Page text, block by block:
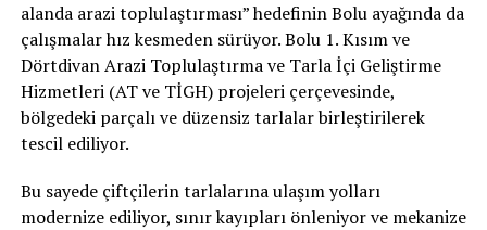
alanda arazi toplulaştırması” hedefinin Bolu ayağında da
çalışmalar hız kesmeden sürüyor. Bolu 1. Kısım ve
Dörtdivan Arazi Toplulaştırma ve Tarla İçi Geliştirme
Hizmetleri (AT ve TİGH) projeleri çerçevesinde,
bölgedeki parçalı ve düzensiz tarlalar birleştirilerek
tescil ediliyor.
Bu sayede çiftçilerin tarlalarına ulaşım yolları
modernize ediliyor, sınır kayıpları önleniyor ve mekanize